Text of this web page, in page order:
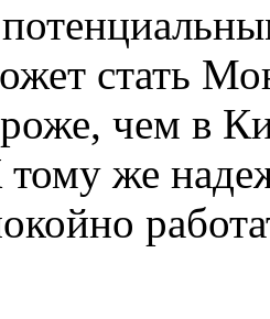
стать
чем в
же